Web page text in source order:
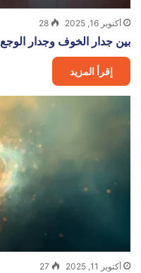
أكتوبر 16, 2025 28
بين جدار الخوف وجدار الوجع
إقرأ المزيد
أكتوبر 11, 2025 27